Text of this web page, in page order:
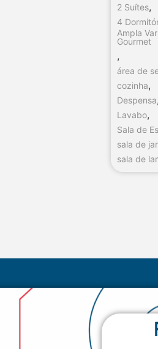
2 Suítes,
4
Ampla
Gourmet
,
área de
cozinha,
Despensa,
Lavabo,
Sala de
sala de
sala de